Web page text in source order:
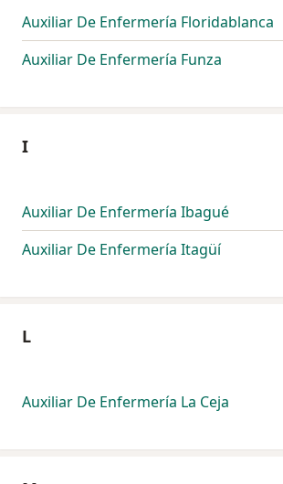
Auxiliar De Enfermería Floridablanca
Auxiliar De Enfermería Funza
I
Auxiliar De Enfermería Ibagué
Auxiliar De Enfermería Itagüí
L
Auxiliar De Enfermería La Ceja